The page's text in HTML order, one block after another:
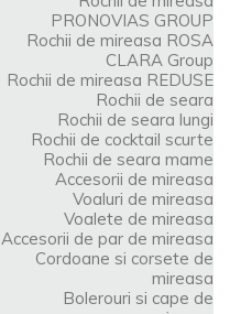
PRONOVIAS GROUP
Rochii de mireasa ROSA
CLARA Group
Rochii de mireasa REDUSE
Rochii de seara
Rochii de seara lungi
Rochii de cocktail scurte
Rochii de seara mame
Accesorii de mireasa
Voaluri de mireasa
Voalete de mireasa
Accesorii de par de mireasa
Cordoane si corsete de
mireasa
Bolerouri si cape de